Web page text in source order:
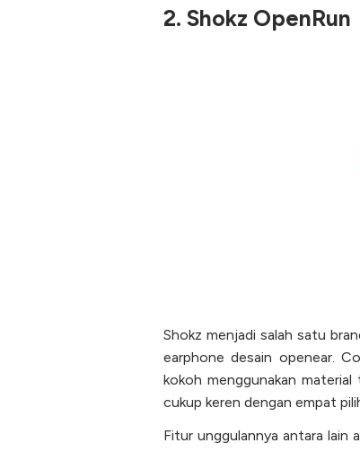
2. Shokz OpenRun
Shokz menjadi salah satu
earphone desain openear.
kokoh menggunakan
cukup keren dengan empat
Fitur unggulannya antara lain